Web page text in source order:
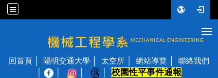
國立陽明交通大學 機械工程學系
回首頁 陽明交通大學 太空所 網站導覽
聯絡我們
校園性平事件通報